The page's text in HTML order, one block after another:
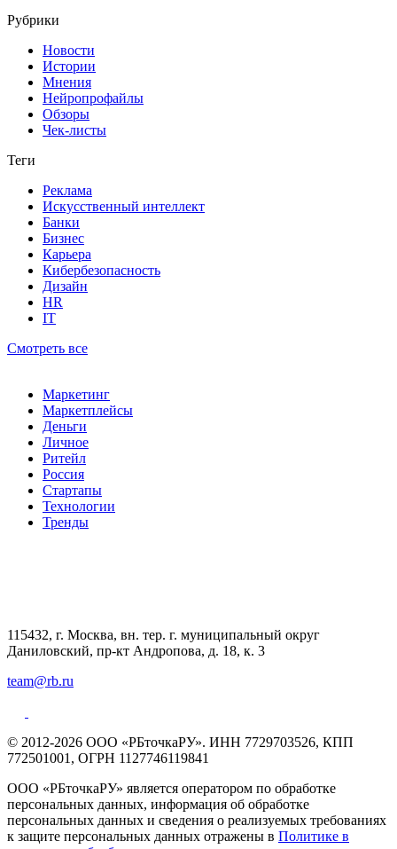
Рубрики
Новости
Истории
Мнения
Нейропрофайлы
Обзоры
Чек-листы
Теги
Реклама
Искусственный интеллект
Банки
Бизнес
Карьера
Кибербезопасность
Дизайн
HR
IT
Смотреть все
Маркетинг
Маркетплейсы
Деньги
Личное
Ритейл
Россия
Стартапы
Технологии
Тренды
115432, г. Москва, вн. тер. г. муниципальный округ
Даниловский, пр-кт Андропова, д. 18, к. 3
team@rb.ru
© 2012-2026 ООО «РБточкаРУ». ИНН 7729703526, КПП
772501001, ОГРН 1127746119841
ООО «РБточкаРУ» является оператором по обработке
персональных данных, информация об обработке
персональных данных и сведения о реализуемых требованиях
к защите персональных данных отражены в Политике в